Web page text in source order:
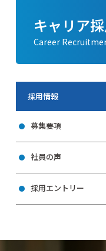
キャリア
Career
採用情報
募集要項
社員の声
採用エントリー